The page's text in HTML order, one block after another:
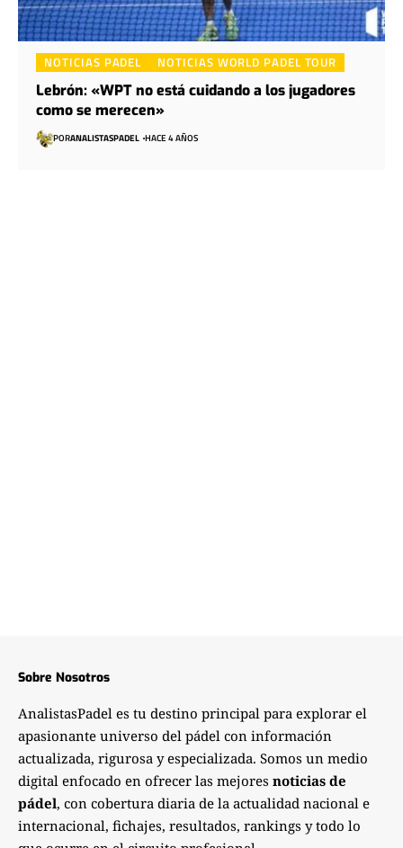
NOTICIAS PADEL NOTICIAS WORLD PADEL TOUR
Lebrón: «WPT no está cuidando a los jugadores
como se merecen»
PORANALISTASPADEL HACE 4 AÑOS
Sobre Nosotros
AnalistasPadel es tu destino principal para explorar el
apasionante universo del pádel con información
actualizada, rigurosa y especializada. Somos un medio
digital enfocado en ofrecer las mejores noticias de
pádel, con cobertura diaria de la actualidad nacional e
internacional, fichajes, resultados, rankings y todo lo